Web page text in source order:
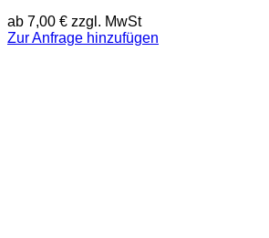
ab 7,00 € zzgl. MwSt
Zur Anfrage hinzufügen